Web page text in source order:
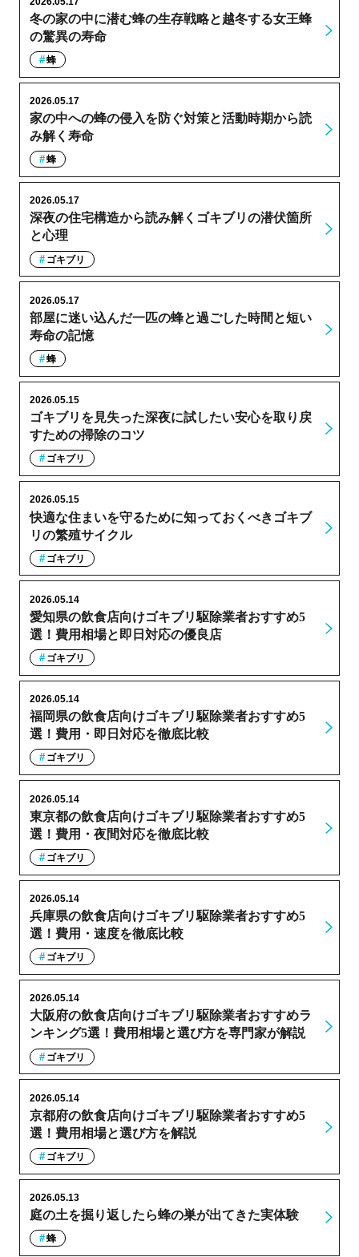
冬の家の中に潜む蜂の生存戦略と越冬する女王蜂
の驚異の寿命
蜂
家の中への蜂の侵入を防ぐ対策と活動時期から読
み解く寿命
2026.05.17
蜂
深夜の住宅構造から読み解くゴキブリの潜伏箇所
と心理
2026.05.17
ゴキブリ
部屋に迷い込んだ一匹の蜂と過ごした時間と短い
寿命の記憶
2026.05.17
蜂
ゴキブリを見失った深夜に試したい安心を取り戻
すための掃除のコツ
2026.05.15
ゴキブリ
快適な住まいを守るために知っておくべきゴキブ
リの繁殖サイクル
2026.05.15
ゴキブリ
愛知県の飲食店向けゴキブリ駆除業者おすすめ5
選！費用相場と即日対応の優良店
2026.05.14
ゴキブリ
福岡県の飲食店向けゴキブリ駆除業者おすすめ5
選！費用・即日対応を徹底比較
2026.05.14
ゴキブリ
東京都の飲食店向けゴキブリ駆除業者おすすめ5
選！費用・夜間対応を徹底比較
2026.05.14
ゴキブリ
兵庫県の飲食店向けゴキブリ駆除業者おすすめ5
選！費用・速度を徹底比較
2026.05.14
ゴキブリ
大阪府の飲食店向けゴキブリ駆除業者おすすめラ
ンキング5選！費用相場と選び方を専門家が解説
2026.05.14
ゴキブリ
京都府の飲食店向けゴキブリ駆除業者おすすめ5
選！費用相場と選び方を解説
2026.05.14
ゴキブリ
庭の土を掘り返したら蜂の巣が出てきた実体験
2026.05.13
蜂